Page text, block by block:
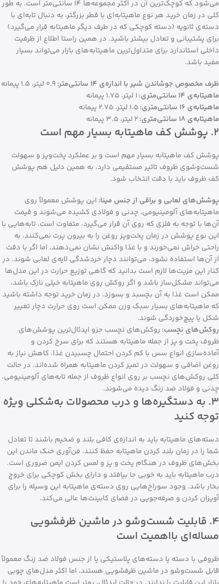
می‌شود که کوچک‌ترین آن در اکثر مجموعه‌ها ۱۴ سانتی‌متر است. به طور
کلی در زمان خرید هر نوع ماهیتابه‌ای با قطر بزرگتر، به دنبال تابه‌ای با
دسته‌ی ثانویه (دسته کوچکی که در طرف دیگر ماهیتابه قرار می‌گیرد)
برای پشتیبانی و تعادل بیشتر باشید. در همین راستا اطلاع از ظرفیت
داخلی استاندارد برای متداول‌ترین ماهیتابه‌های بازار می‌تواند بسیار
مفید باشد.
ظرف مخصوص جوشاندن شیر با اندازه‌ی ۱۴ سانتی‌متر:
ماهیتابه‌‌ی ۱۴ سانتی‌متری:
ماهیتابه‌ی ۱۶ سانتی‌متری:
ماهیتابه‌ی ۱۸ سانتی‌متری:
۲. پوشش کف ماهیتابه بسیار مهم است
پوشش کف ماهیتابه بسیار مهم است و بر عملکرد پخت‌وپز و سهولت
شست‌وشوی ظروف تاثیر مستقیمی دارد، به همین دلیل هم پوشش
کف ظروف باید با دقت انتخاب شود.
پوشش‌های لعابی و براقی از جنس مینا: این پوشش معمولاً روی
ماهیتابه‌های آلومینیومی، چدنی و فولادی کشیده می‌شوند و قیمت
آن‌ها با توجه به فلزی که روی آن قرار می‌گیرد، متفاوت است. تابه‌هایی با
این نوع پوشش در زمان پخت‌وپز روغن را به بیرون پرت نمی‌کنند، به
راحتی خراش نمی‌خورند و با غذا واکنش نشان نمی‌دهند، اما اگر با دقت
از آن‌ها استفاده نشود، می‌توانند دچار خردشدگی لایه‌ی لعابی شوند. در
کنار این مزیت‌ها لازم است بدانید که گاهی توزیع حرارت در این مدل‌ها
می‌تواند مشکل‌ساز باشد و اگر روکش روی ماهیتابه خیلی نازک باشد،
ممکن است غذا به آن بچسبد و بسوزد. در زمان خرید توجه داشته باشید
که ماهیتابه‌های بسیار سبک وزن ممکن است روی حرارت دچار تغییر
شکل یا پیچ‌خوردگی شوند.
روکش‌های نچسب: روکش‌های نچسب جزو ایدئال‌ترین پوشش‌های
ظروف پخت و پز از جمله ماهیتابه هستند که برای سرخ کردن و
آماده‌سازی انواع سس با کم کردن احتمال چسبیدن غذا، کاهش نیاز به
روغن اضافی و سهولت در تمیز کردن ماهیتابه همراه شده‌اند. در حالت
کلی روکش‌های نچسب بر روی انواع ظروف از جمله تابه‌های آلومینیومی،
چدنی و فولاد ضد زنگ دیده می‌شوند.
۳. به دستگیره‌ها و درب محصولات به‌شکلی ویژه
توجه کنید
دسته‌های ماهیتابه باید به اندازه‌ی کافی بلند و ضخیم باشند تا تعادل
شما را در زمان بلند کردن ماهیتابه حفظ کنند. فن‌آوری خنک ماندن این
بخش‌های ظروف در هنگام پخت و پز و لمس کردن ایمن ضروری است.
درب ماهیتابه باید به خوبی جا بیافتد و دارای بخش کوچکی برای خروج
بخار باشد. وجود سوراخ‌هایی روی دسته‌ی ماهیتابه این وسیله را برای
آویزان کردن و صرفه‌جویی در فضای کابینت‌ها عالی می‌کند.
۴. قابلیت شست‌وشو در ماشین ظرفشویی
مساله‌ای بااهمیت است
ظروفی با دسته یا دسته‌های پلاستیکی یا از جنس فولاد ضد زنگ معمولاً
قابل شست‌وشو در ماشین ظرفشویی هستند، اما اکثر مدل‌های چوبی